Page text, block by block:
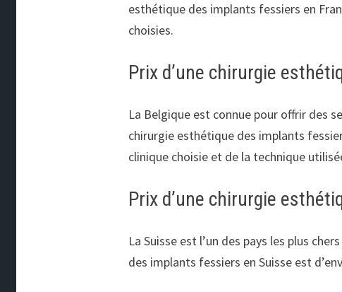
esthétique des implants fessiers en
choisies.
Prix d’une chirurgie
La Belgique est connue pour offrir des
chirurgie esthétique des implants
clinique choisie et de la technique
Prix d’une chirurgie
La Suisse est l’un des pays les plus
des implants fessiers en Suisse est